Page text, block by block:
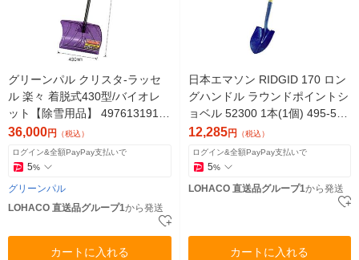
グリーンパル クリスタ-ラッセ
ル 楽々 着脱式430型/バイオレ
ット【除雪用品】 4976131910
838 1セット(12個)（直送品）
36,000円 （税込）
ログイン&全額PayPay支払いで
5%
グリーンパル
LOHACO 直送品グループ1から発送
カートに入れる
日本エマソン RIDGID 170 ロン
グハンドル ラウンドポイントシ
ョベル 52300 1本(1個) 495-504
8（直送品）
12,285円 （税込）
ログイン&全額PayPay支払いで
5%
LOHACO 直送品グループ1から発送
カートに入れる